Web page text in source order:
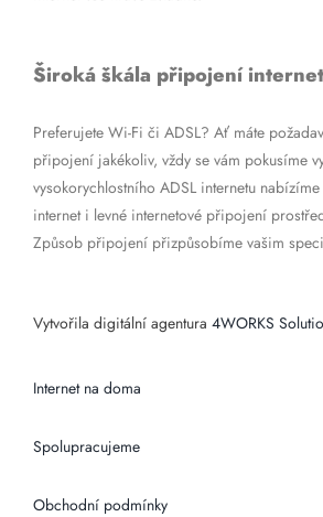
Široká škála připojení
Preferujete Wi-Fi či ADSL? Ať máte
připojení jakékoliv, vždy se vám pokusíme
vysokorychlostního ADSL internetu
internet i levné internetové připojení
Způsob připojení přizpůsobíme vašim
Vytvořila digitální agentura 4WORKS
Internet na doma
Spolupracujeme
Obchodní podmínky